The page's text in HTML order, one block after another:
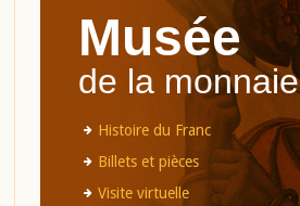
Musée
de la monnaie
Histoire du Franc
Billets et pièces
Visite virtuelle